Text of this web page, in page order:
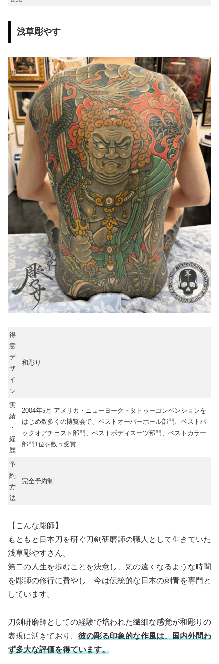
浅草彫やす
得
意
デ
ザ
イ
ン
和彫り
実
績
・
経
歴
2004年5月 アメリカ・ニューヨーク・タトゥーコンベンションを
はじめ数多くの博覧会で、ベストオーバーホール部門、ベストバ
ックオアチェスト部門、ベストボディスーツ部門、ベストカラー
部門1位を数々受賞
予
約
方
法
完全予約制
【こんな彫師】
もともと日本刀を研ぐ刀剣研磨師の職人として生きていた
浅草彫やすさん。
第二の人生を歩むことを決意し、気の遠くなるような時間
を彫師の修行に費やし、今は伝統的な日本の刺青を専門と
しています。
刀剣研磨師としての経験で培われた繊細な感覚が和彫りの
表現に活きており、 彼の彫る印象的な作風は、国内外問わ
ず多大な評価を得ています。